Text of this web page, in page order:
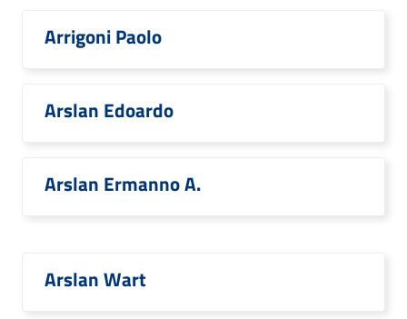
Arrigoni Paolo
Arslan Edoardo
Arslan Ermanno A.
Arslan Wart